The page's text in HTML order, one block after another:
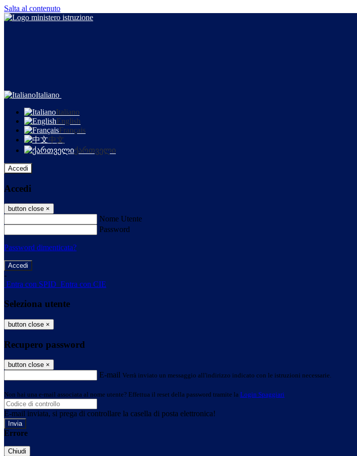
Salta al contenuto
Italiano
Italiano
English
Français
中文
ქართველი
Accedi
Accedi
button close ×
Nome Utente
Password
Password dimenticata?
-
Entra con SPID Entra con CIE
Seleziona utente
button close ×
Recupero password
button close ×
E-mail Verrà inviato un messaggio all'indirizzo indicato con le istruzioni necessarie.
Non hai una e-mail associata al nome utente? Effettua il reset della password tramite la Login Spaggiari
E-mail inviata, si prega di controllare la casella di posta elettronica!
Errore
Chiudi